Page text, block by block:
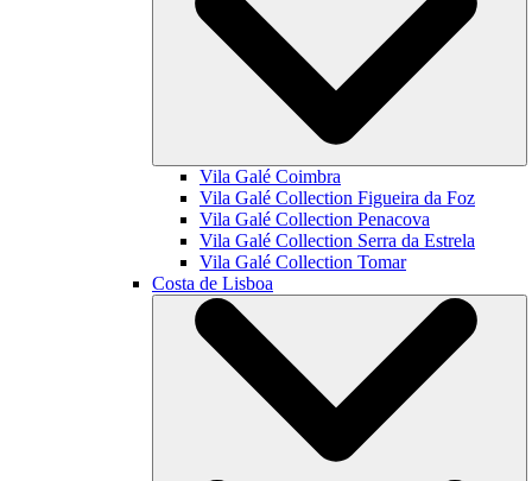
Vila Galé Coimbra
Vila Galé Collection Figueira da Foz
Vila Galé Collection Penacova
Vila Galé Collection Serra da Estrela
Vila Galé Collection Tomar
Costa de Lisboa